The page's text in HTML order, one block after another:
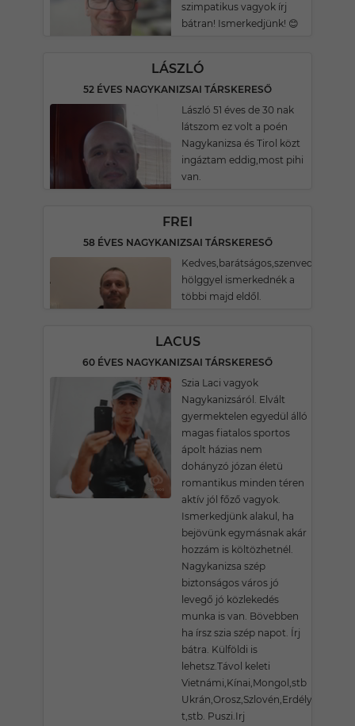
szimpatikus vagyok írj
bátran! Ismerkedjünk! 😊
LÁSZLÓ
52 ÉVES NAGYKANIZSAI TÁRSKERESŐ
László 51 éves de 30 nak
látszom ez volt a poén
Nagykanizsa és Tirol közt
ingáztam eddig,most pihi
van.
FREI
58 ÉVES NAGYKANIZSAI TÁRSKERESŐ
Kedves,barátságos,szenvedélyes
hölggyel ismerkednék a
többi majd eldől.
LACUS
60 ÉVES NAGYKANIZSAI TÁRSKERESŐ
Szia Laci vagyok
Nagykanizsáról. Elvált
gyermektelen egyedül álló
magas fiatalos sportos
ápolt házias nem
dohányzó józan életü
romantikus minden téren
aktív jól főző vagyok.
Ismerkedjünk alakul, ha
bejövünk egymásnak akár
hozzám is költözhetnél.
Nagykanizsa szép
biztonságos város jó
levegő jó közlekedés
munka is van. Bövebben
ha írsz szia szép napot. Írj
bátra. Külföldi is
lehetsz.Távol keleti
Vietnámi,Kínai,Mongol,stb
t,stb. Puszi.Irj